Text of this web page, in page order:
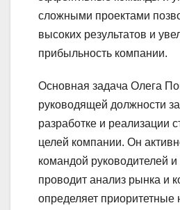
сложными проектами
высоких результатов и
прибыльность компании.
Основная задача Олега
руководящей должности
разработке и реализации
целей компании. Он
командой руководителей
проводит анализ рынка и
определяет приоритетные